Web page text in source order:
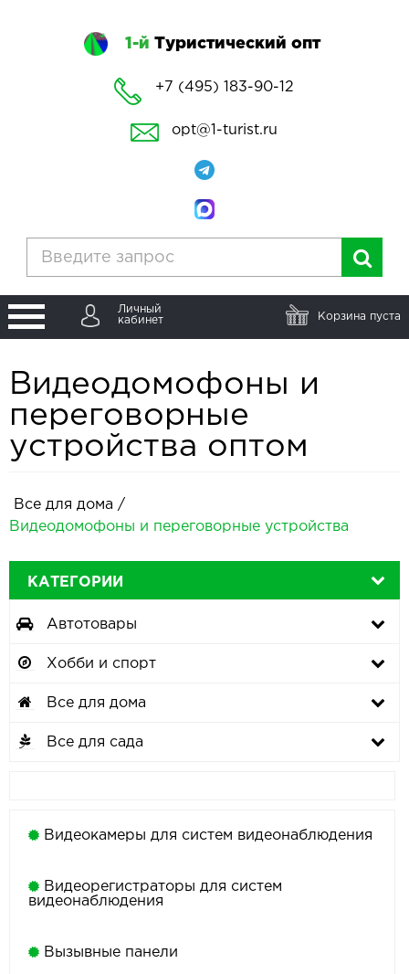
1-й Туристический опт
+7 (495) 183-90-12
opt@1-turist.ru
Личный
кабинет
Корзина пуста
Видеодомофоны и
переговорные
устройства оптом
Все для дома /
Видеодомофоны и переговорные устройства
КАТЕГОРИИ
Автотовары
Хобби и спорт
Все для дома
Все для сада
Видеокамеры для систем видеонаблюдения
Видеорегистраторы для систем
видеонаблюдения
Вызывные панели